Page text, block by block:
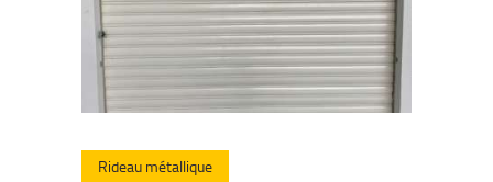
Rideau métallique